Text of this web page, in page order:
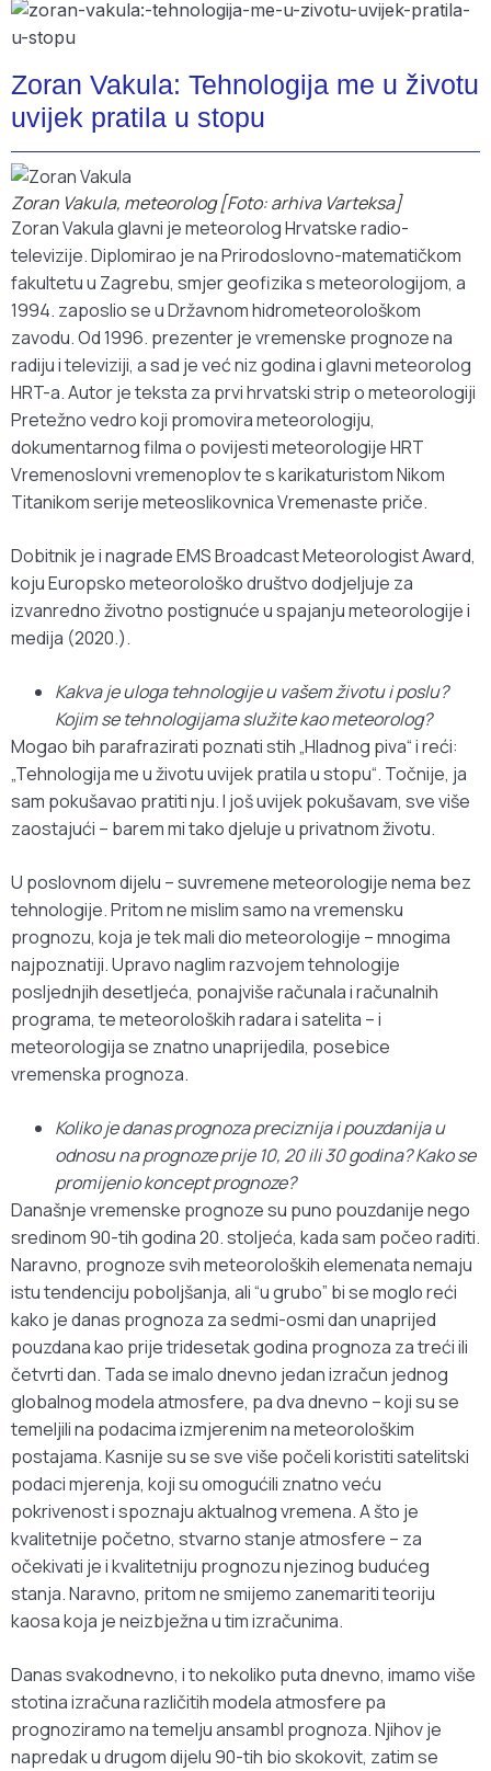
Zoran Vakula: Tehnologija me u životu
uvijek pratila u stopu
Zoran Vakula, meteorolog [Foto: arhiva Varteksa]
Zoran Vakula glavni je meteorolog Hrvatske radio-
televizije. Diplomirao je na Prirodoslovno-matematičkom
fakultetu u Zagrebu, smjer geofizika s meteorologijom, a
1994. zaposlio se u Državnom hidrometeorološkom
zavodu. Od 1996. prezenter je vremenske prognoze na
radiju i televiziji, a sad je već niz godina i glavni meteorolog
HRT-a. Autor je teksta za prvi hrvatski strip o meteorologiji
Pretežno vedro koji promovira meteorologiju,
dokumentarnog filma o povijesti meteorologije HRT
Vremenoslovni vremenoplov te s karikaturistom Nikom
Titanikom serije meteoslikovnica Vremenaste priče.
Dobitnik je i nagrade EMS Broadcast Meteorologist Award,
koju Europsko meteorološko društvo dodjeljuje za
izvanredno životno postignuće u spajanju meteorologije i
medija (2020.).
Kakva je uloga tehnologije u vašem životu i poslu?
Kojim se tehnologijama služite kao meteorolog?
Mogao bih parafrazirati poznati stih „Hladnog piva“ i reći:
„Tehnologija me u životu uvijek pratila u stopu“. Točnije, ja
sam pokušavao pratiti nju. I još uvijek pokušavam, sve više
zaostajući – barem mi tako djeluje u privatnom životu.
U poslovnom dijelu – suvremene meteorologije nema bez
tehnologije. Pritom ne mislim samo na vremensku
prognozu, koja je tek mali dio meteorologije – mnogima
najpoznatiji. Upravo naglim razvojem tehnologije
posljednjih desetljeća, ponajviše računala i računalnih
programa, te meteoroloških radara i satelita – i
meteorologija se znatno unaprijedila, posebice
vremenska prognoza.
Koliko je danas prognoza preciznija i pouzdanija u
odnosu na prognoze prije 10, 20 ili 30 godina? Kako se
promijenio koncept prognoze?
Današnje vremenske prognoze su puno pouzdanije nego
sredinom 90-tih godina 20. stoljeća, kada sam počeo raditi.
Naravno, prognoze svih meteoroloških elemenata nemaju
istu tendenciju poboljšanja, ali “u grubo” bi se moglo reći
kako je danas prognoza za sedmi-osmi dan unaprijed
pouzdana kao prije tridesetak godina prognoza za treći ili
četvrti dan. Tada se imalo dnevno jedan izračun jednog
globalnog modela atmosfere, pa dva dnevno – koji su se
temeljili na podacima izmjerenim na meteorološkim
postajama. Kasnije su se sve više počeli koristiti satelitski
podaci mjerenja, koji su omogućili znatno veću
pokrivenost i spoznaju aktualnog vremena. A što je
kvalitetnije početno, stvarno stanje atmosfere – za
očekivati je i kvalitetniju prognozu njezinog budućeg
stanja. Naravno, pritom ne smijemo zanemariti teoriju
kaosa koja je neizbježna u tim izračunima.
Danas svakodnevno, i to nekoliko puta dnevno, imamo više
stotina izračuna različitih modela atmosfere pa
prognoziramo na temelju ansambl prognoza. Njihov je
napredak u drugom dijelu 90-tih bio skokovit, zatim se